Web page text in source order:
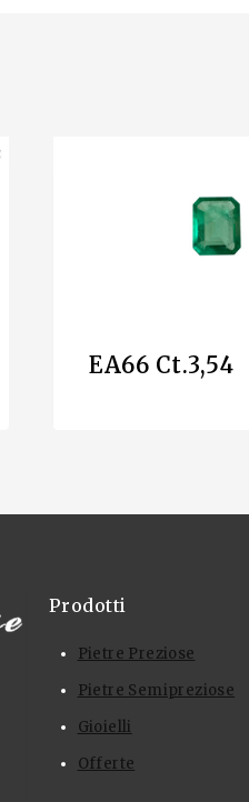
EA66 Ct.3,54
Prodotti
Pietre Preziose
Pietre Semipreziose
Gioielli
Offerte